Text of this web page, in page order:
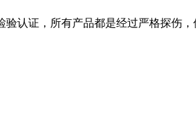
验认证，所有产品都是经过严格探伤